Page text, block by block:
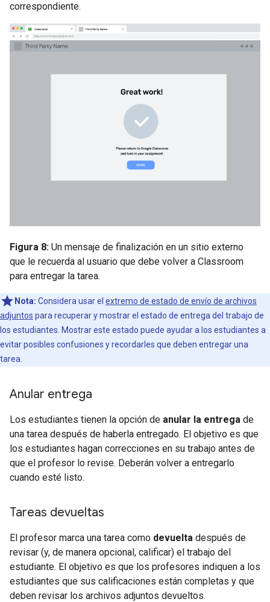
correspondiente.
Figura 8: Un mensaje de finalización en un sitio externo
que le recuerda al usuario que debe volver a Classroom
para entregar la tarea.
Nota: Considera usar el extremo de estado de envío de archivos
adjuntos para recuperar y mostrar el estado de entrega del trabajo de
los estudiantes. Mostrar este estado puede ayudar a los estudiantes a
evitar posibles confusiones y recordarles que deben entregar una
tarea.
Anular entrega
Los estudiantes tienen la opción de anular la entrega de
una tarea después de haberla entregado. El objetivo es que
los estudiantes hagan correcciones en su trabajo antes de
que el profesor lo revise. Deberán volver a entregarlo
cuando esté listo.
Tareas devueltas
El profesor marca una tarea como devuelta después de
revisar (y, de manera opcional, calificar) el trabajo del
estudiante. El objetivo es que los profesores indiquen a los
estudiantes que sus calificaciones están completas y que
deben revisar los archivos adjuntos devueltos.